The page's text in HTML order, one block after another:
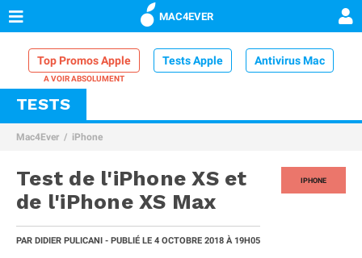
MAC4EVER
Top Promos Apple Tests Apple Antivirus Mac
VPN Mac
Comparatif iPhone
TESTS
Mac4Ever iPhone
IPHONE
Test de l'iPhone XS et
de l'iPhone XS Max
PAR DIDIER PULICANI - PUBLIÉ LE 4 OCTOBRE 2018 À 19H05